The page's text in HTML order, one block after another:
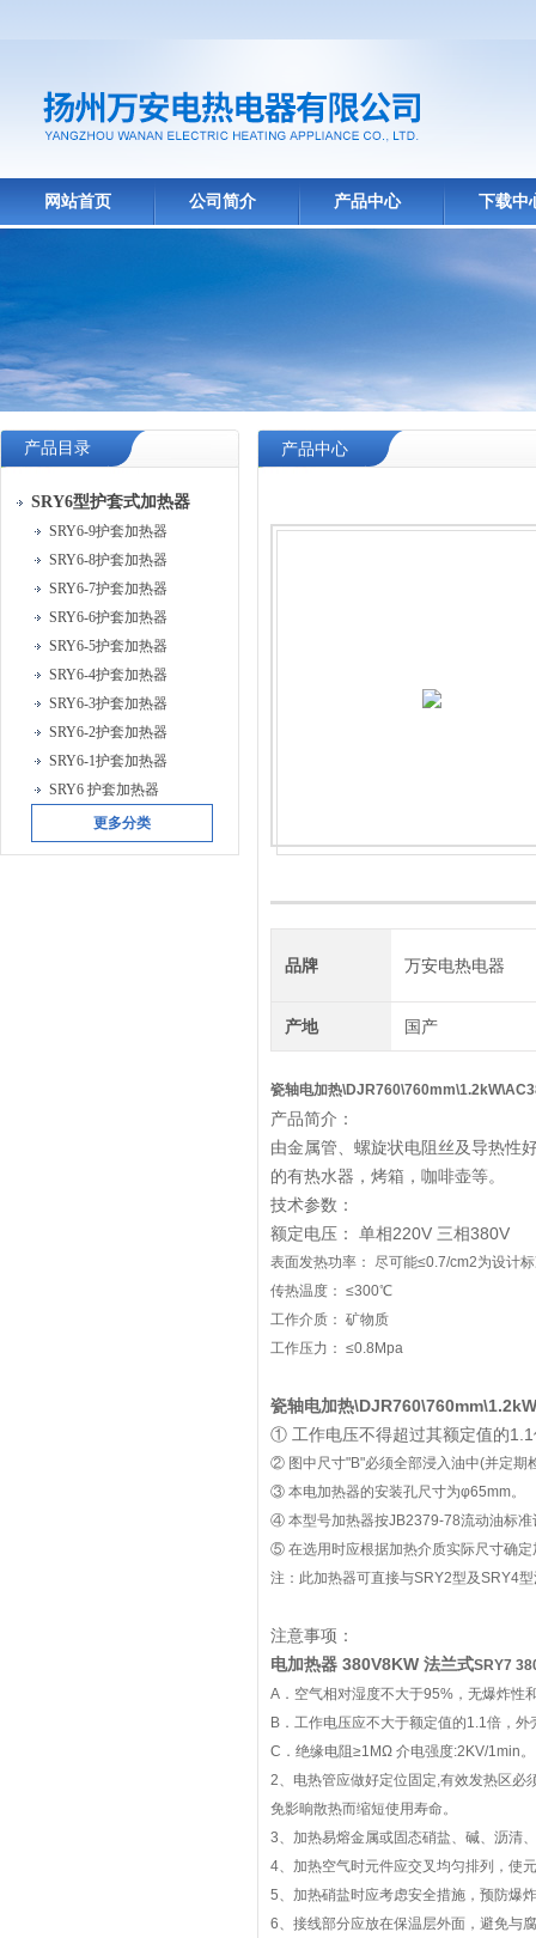
网站首页 公司简介 产品中心 下载中
产品目录
SRY6型护套式加热器
SRY6-9护套加热器
SRY6-8护套加热器
SRY6-7护套加热器
SRY6-6护套加热器
SRY6-5护套加热器
SRY6-4护套加热器
SRY6-3护套加热器
SRY6-2护套加热器
SRY6-1护套加热器
SRY6 护套加热器
更多分类
产品中心
品牌 万安电热电器
产地 国产
瓷轴电加热
产品简介：
由金属管、螺旋状电阻丝及导热性
的有热水器，烤箱，咖啡壶等。
技术参数：
额定电压： 单相220V 三相380V
表面发热功率： 尽可能≤0.7/cm2为设计
传热温度： ≤300℃
工作介质： 矿物质
工作压力： ≤0.8Mpa
瓷轴电加热
① 工作电压不得超过其额定值的
② 图中尺寸"B"必须全部浸入油中(并定期
③ 本电加热器的安装孔尺寸为φ65mm。
④ 本型号加热器按JB2379-78流动油标
⑤ 在选用时应根据加热介质实际尺寸确定
注：此加热器可直接与SRY2型及SRY4
注意事项：
电加热器 380V8KW 法兰式SRY7
A．空气相对湿度不大于95%，无爆炸性
B．工作电压应不大于额定值的1.1倍，外
C．绝缘电阻≥1MΩ 介电强度:2KV/1min。
2、电热管应做好定位固定,有效发热区必
免影晌散热而缩短使用寿命。
3、加热易熔金属或固态硝盐、碱、沥清
4、加热空气时元件应交叉均匀排列，使
5、加热硝盐时应考虑安全措施，预防爆
6、接线部分应放在保温层外面，避免与